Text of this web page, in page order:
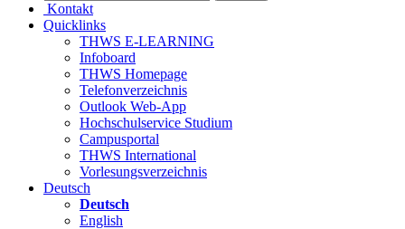
Kontakt
Quicklinks
THWS E-LEARNING
Infoboard
THWS Homepage
Telefonverzeichnis
Outlook Web-App
Hochschulservice Studium
Campusportal
THWS International
Vorlesungsverzeichnis
Deutsch
Deutsch
English